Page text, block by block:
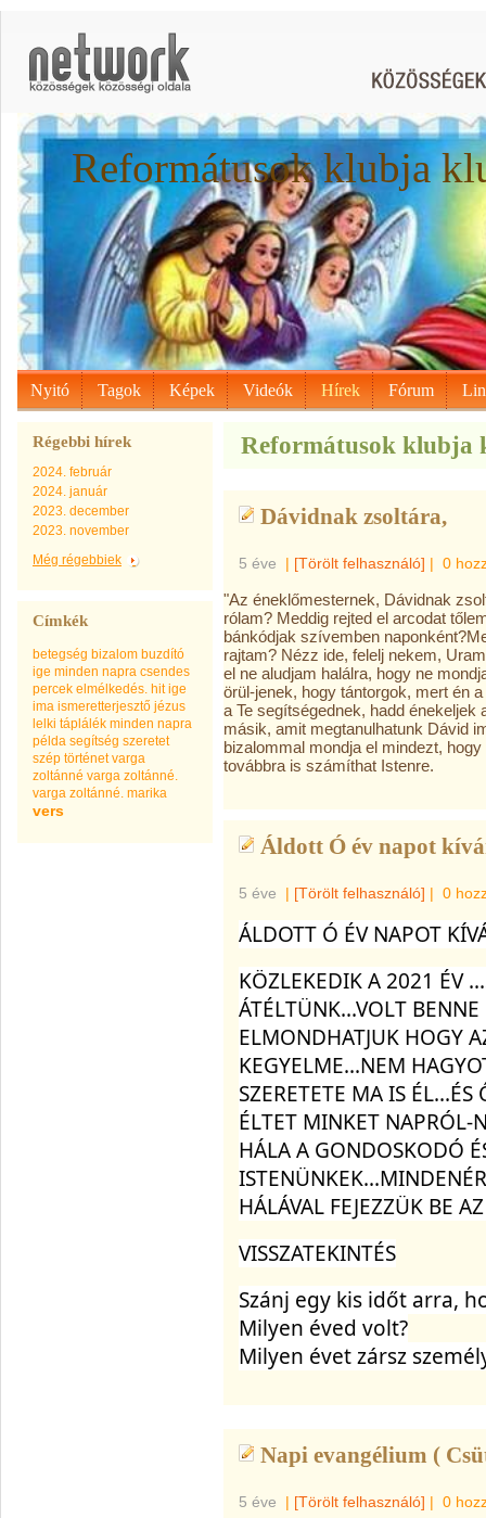
Reformátusok klubja
Nyitó Tagok Képek Videók Hírek Fórum
Régebbi hírek
2024. február
2024. január
2023. december
2023. november
Még régebbiek
Címkék
betegség bizalom buzdító
ige minden napra csendes
percek elmélkedés. hit ige
ima ismeretterjesztő jézus
lelki táplálék minden napra
példa segítség szeretet
szép történet varga
zoltánné varga zoltánné.
varga zoltánné. marika
vers
Reformátusok klubja
Dávidnak zsoltára,
5 éve | [Törölt felhasználó] | 0
"Az éneklőmesternek, Dávidnak
rólam? Meddig rejted el arcodat
bánkódjak szívemben
rajtam? Nézz ide, felelj nekem,
el ne aludjam halálra, hogy ne
örül-jenek, hogy tántorgok, mert én
a Te segítségednek, hadd
másik, amit megtanulhatunk Dávid
bizalommal mondja el mindezt,
továbbra is számíthat Istenre.
Áldott Ó év napot
5 éve | [Törölt felhasználó] | 0
ÁLDOTT Ó ÉV NAPOT
KÖZLEKEDIK A 2021 ÉV
ÁTÉLTÜNK...VOLT
ELMONDHATJUK HOGY
KEGYELME...NEM
SZERETETE MA IS
ÉLTET MINKET NAPRÓL-
HÁLA A GONDOSKODÓ
HÁLÁVAL FEJEZZÜK BE
VISSZATEKINTÉS
Szánj egy kis időt arra,
Milyen éved volt?
Milyen évet zársz
Napi evangélium (
5 éve | [Törölt felhasználó] | 0